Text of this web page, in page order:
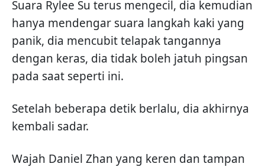
Suara Rylee Su terus mengecil, dia kemudian
hanya mendengar suara langkah kaki yang
panik, dia mencubit telapak tangannya
dengan keras, dia tidak boleh jatuh pingsan
pada saat seperti ini.
Setelah beberapa detik berlalu, dia akhirnya
kembali sadar.
Wajah Daniel Zhan yang keren dan tampan